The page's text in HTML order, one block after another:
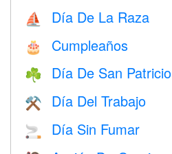
⛵️ Día De La Raza
🎂 Cumpleaños
☘️ Día De San Patricio
⚒️ Día Del Trabajo
🚬 Día Sin Fumar